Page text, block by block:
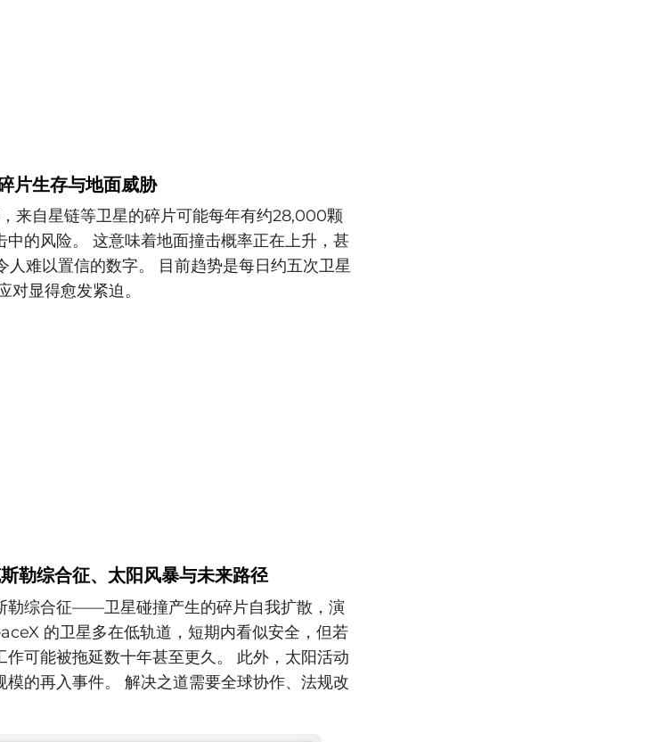
片生存与地面威胁
来自星链等卫星的碎片可能每年有约28,000颗
的风险。 这意味着地面撞击概率正在上升，甚
难以置信的数字。 目前趋势是每日约五次卫星
显得愈发紧迫。
勒综合征、太阳风暴与未来路径
勒综合征——卫星碰撞产生的碎片自我扩散，演
的卫星多在低轨道，短期内看似安全，但若
可能被拖延数十年甚至更久。 此外，太阳活动
的再入事件。 解决之道需要全球协作、法规改